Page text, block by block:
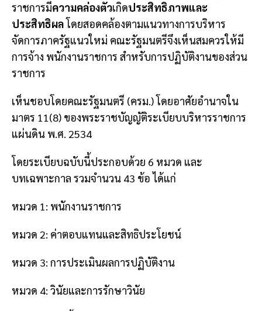
ราชการมีความคล่องตัวเกิดประสิทธิภาพและ
ประสิทธิผลโดยสอดคล้องตามแนวทางการบริหาร
จัดการภาครัฐแนวใหม่ คณะรัฐมนตรีจึงเห็นสมควรให้มี
การจ้าง พนักงานราชการ สําหรับการปฏิบัติงานของส่วน
ราชการ
เห็นชอบโดยคณะรัฐมนตรี (ครม.) โดยอาศัยอำนาจใน
มาตร 11(8) ของพระราชบัญญัติระเบียบบริหารราชการ
แผ่นดิน พ.ศ. 2534
โดยระเบียบฉบับนี้ประกอบด้วย 6 หมวด และ
บทเฉพาะกาล รวมจำนวน 43 ข้อ ได้แก่
หมวด 1: พนักงานราชการ
หมวด 2: ค่าตอบแทนและสิทธิประโยชน์
หมวด 3: การประเมินผลการปฏิบัติงาน
หมวด 4: วินัยและการรักษาวินัย